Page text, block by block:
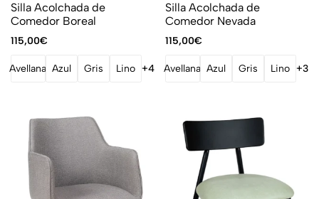
Silla Acolchada de
Comedor Boreal
115,00€
Avellana Azul Gris Lino +4
Silla Acolchada de
Comedor Nevada
115,00€
Avellana Azul Gris Lino +3